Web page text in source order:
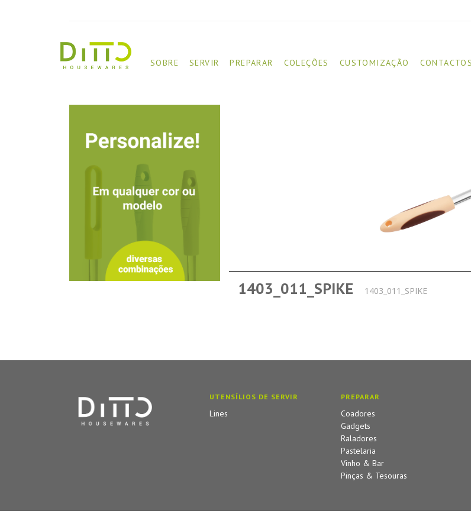
SOBRE SERVIR PREPARAR COLEÇÕES CUSTOMIZAÇÃO CONTACTOS
1403_011_SPIKE 1403_011_SPIKE
UTENSÍLIOS DE SERVIR
Lines
PREPARAR
Coadores
Gadgets
Raladores
Pastelaria
Vinho & Bar
Pinças & Tesouras